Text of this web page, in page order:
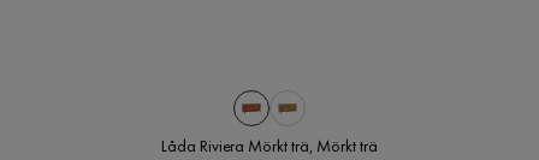
Låda Riviera Mörkt trä, Mörkt trä